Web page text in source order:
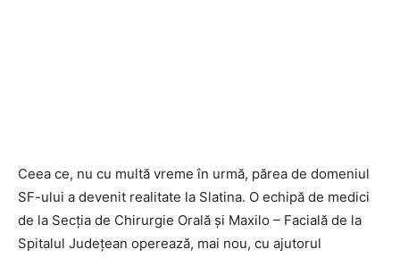
Ceea ce, nu cu multă vreme în urmă, părea de domeniul
SF-ului a devenit realitate la Slatina. O echipă de medici
de la Secţia de Chirurgie Orală şi Maxilo – Facială de la
Spitalul Judeţean operează, mai nou, cu ajutorul